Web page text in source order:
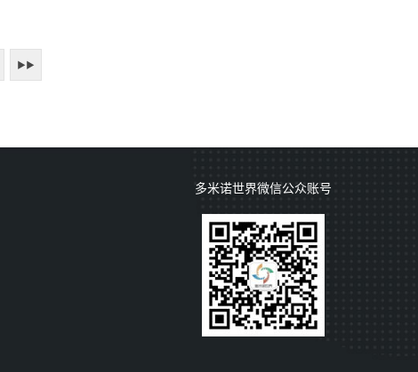
▶▶
多米诺世界微信公众账号